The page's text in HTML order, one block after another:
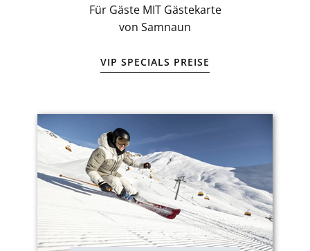
Für Gäste MIT Gästekarte
von Samnaun
VIP SPECIALS PREISE